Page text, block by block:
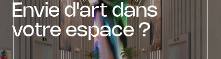
envie d'art dans
votre espace ?